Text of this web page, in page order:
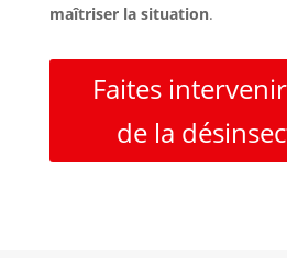
maîtriser la situation.
Faites
de la